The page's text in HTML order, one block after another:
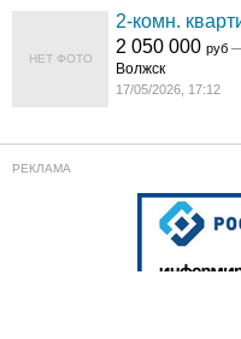
НЕТ ФОТО
2-комн.
2 050 000руб
Волжск
17/05/2026, 17:12